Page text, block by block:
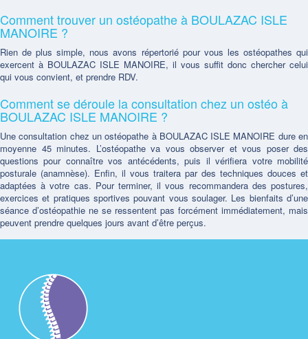
Comment trouver un ostéopathe à BOULAZAC ISLE
MANOIRE ?
Rien de plus simple, nous avons répertorié pour vous les ostéopathes qui
exercent à BOULAZAC ISLE MANOIRE, il vous suffit donc chercher celui
qui vous convient, et prendre RDV.
Comment se déroule la consultation chez un ostéo à
BOULAZAC ISLE MANOIRE ?
Une consultation chez un ostéopathe à BOULAZAC ISLE MANOIRE dure en
moyenne 45 minutes. L’ostéopathe va vous observer et vous poser des
questions pour connaître vos antécédents, puis il vérifiera votre mobilité
posturale (anamnèse). Enfin, il vous traitera par des techniques douces et
adaptées à votre cas. Pour terminer, il vous recommandera des postures,
exercices et pratiques sportives pouvant vous soulager. Les bienfaits d’une
séance d’ostéopathie ne se ressentent pas forcément immédiatement, mais
peuvent prendre quelques jours avant d’être perçus.